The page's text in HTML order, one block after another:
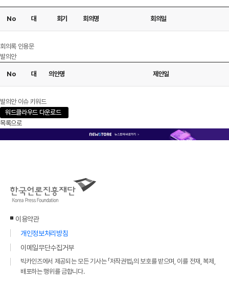
No 대 회기 회의명 회의일
회의록 인용문
발의안
No 대 의안명 제안일
발의안 이슈 키워드
워드클라우드 다운로드
목록으로
이용약관
개인정보처리방침
이메일무단수집거부
빅카인즈에서 제공되는 모든 기사는 「저작권법」의 보호를 받으며, 이를 전재, 복제,
배포하는 행위를 금합니다.